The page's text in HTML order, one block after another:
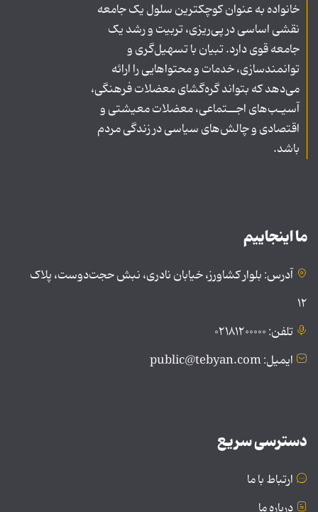
خانواده به عنوان کوچکترین سلول یک جامعه
نقشی اساسی در پی‌ریزی، تربیت و رشد یک
جامعه قوی دارد. تبیان با تسهیل‌گری و
توانمندسازی، خدمات و محتواهایی را ارائه
می‌دهد که بتواند گره‌گشای معضلات فرهنگی،
آسیـب‌های اجــتماعی، معضلات معیشتی و
اقتصادی و چالش‌های سیاسی در زندگی مردم
باشد.
ما اینجاییم
آدرس: بلوار کشاورز، خیابان نادری، نبش حجت‌دوست، پلاک
۱۲
تلفن: ۰۲۱۸۱۲۰۰۰۰۰
ایمیل: public@tebyan.com
دسترسی سریع
ارتباط با ما